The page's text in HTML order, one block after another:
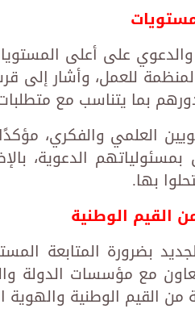
والدعوي على أعلى
للعمل، وأشار إلى
بما يتناسب مع
العلمي والفكري،
الدعوية،
بها.
القيم الوطنية
بضرورة المتابعة
مع مؤسسات الدولة
القيم الوطنية والهوية